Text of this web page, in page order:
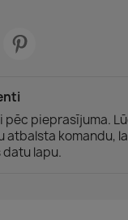
pēc pieprasījuma.
atbalsta komandu,
lapu.